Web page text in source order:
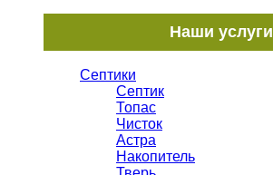
Наши услуги
Септики
Септик
Топас
Чисток
Астра
Накопитель